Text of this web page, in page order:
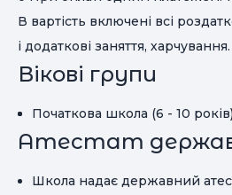
В вартість включені всі
і додаткові заняття, харчування.
Вікові групи
Початкова школа (6 - 10 років)
Атестат
Школа надає державний